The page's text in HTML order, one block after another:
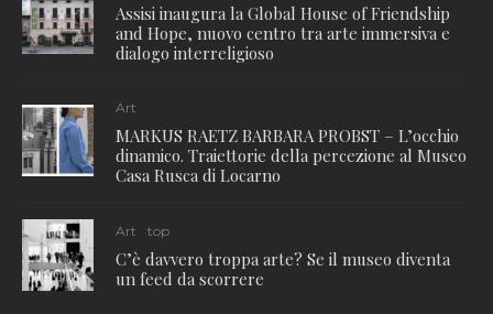
Assisi inaugura la Global House of Friendship
and Hope, nuovo centro tra arte immersiva e
dialogo interreligioso
Art
MARKUS RAETZ BARBARA PROBST – L’occhio
dinamico. Traiettorie della percezione al Museo
Casa Rusca di Locarno
Art top
C’è davvero troppa arte? Se il museo diventa
un feed da scorrere